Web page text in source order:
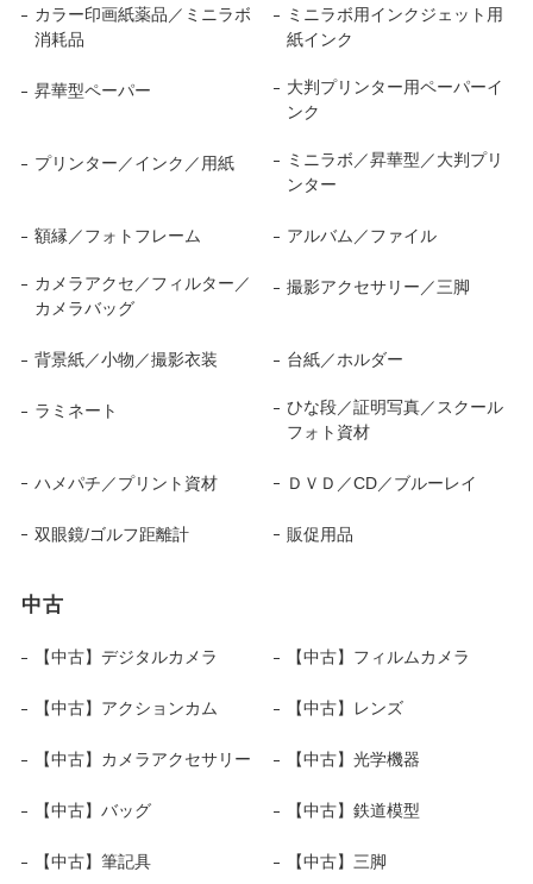
カラー印画紙薬品／ミニラボ
消耗品
ミニラボ用インクジェット用
紙インク
昇華型ペーパー
大判プリンター用ペーパーイ
ンク
プリンター／インク／用紙
ミニラボ／昇華型／大判プリ
ンター
額縁／フォトフレーム アルバム／ファイル
カメラアクセ／フィルター／
カメラバッグ
撮影アクセサリー／三脚
背景紙／小物／撮影衣装 台紙／ホルダー
ラミネート
ひな段／証明写真／スクール
フォト資材
ハメパチ／プリント資材 ＤＶＤ／CD／ブルーレイ
双眼鏡/ゴルフ距離計 販促用品
中古
【中古】デジタルカメラ 【中古】フィルムカメラ
【中古】アクションカム 【中古】レンズ
【中古】カメラアクセサリー 【中古】光学機器
【中古】バッグ 【中古】鉄道模型
【中古】筆記具 【中古】三脚